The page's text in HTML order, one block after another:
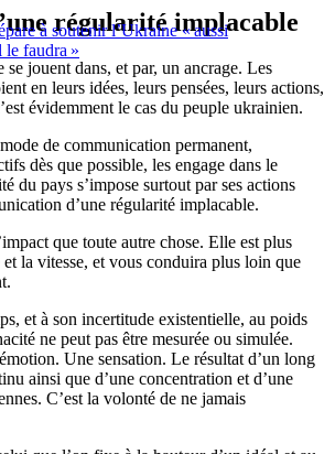
à soutenir l’Ukraine « aussi
le faudra »
régularité implacable
se jouent dans, et par, un ancrage. Les
en leurs idées, leurs pensées, leurs actions,
évidemment le cas du peuple ukrainien.
de communication permanent,
dès que possible, les engage dans le
du pays s’impose surtout par ses actions
d’une régularité implacable.
que toute autre chose. Elle est plus
la vitesse, et vous conduira plus loin que
et à son incertitude existentielle, au poids
ne peut pas être mesurée ou simulée.
Une sensation. Le résultat d’un long
ainsi que d’une concentration et d’une
C’est la volonté de ne jamais